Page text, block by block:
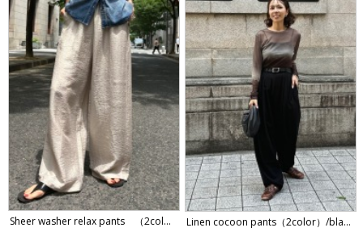
Sheer washer relax pants （2col...
Linen cocoon pants（2color）/bla...